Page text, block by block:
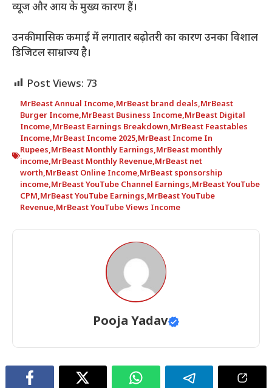
व्यूज और आय के मुख्य कारण हैं।
उनकी मासिक कमाई में लगातार बढ़ोतरी का कारण उनका विशाल
डिजिटल साम्राज्य है।
Post Views: 73
MrBeast Annual Income,MrBeast brand deals,MrBeast
Burger Income,MrBeast Business Income,MrBeast Digital
Income,MrBeast Earnings Breakdown,MrBeast Feastables
Income,MrBeast Income 2025,MrBeast Income In
Rupees,MrBeast Monthly Earnings,MrBeast monthly
income,MrBeast Monthly Revenue,MrBeast net
worth,MrBeast Online Income,MrBeast sponsorship
income,MrBeast YouTube Channel Earnings,MrBeast YouTube
CPM,MrBeast YouTube Earnings,MrBeast YouTube
Revenue,MrBeast YouTube Views Income
Pooja Yadav